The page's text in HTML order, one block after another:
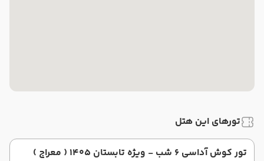
تورهای این هتل
تور کوش آداسی 6 شب - ویژه تابستان 1405 ( معراج )